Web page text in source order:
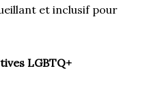
et inclusif pour
LGBTQ+